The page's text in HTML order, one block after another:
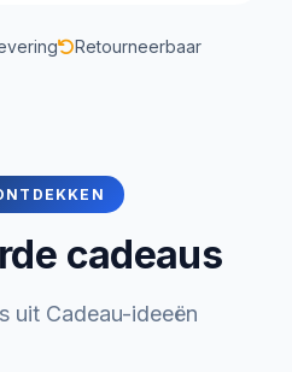
Retourneerbaar
cadeaus
uit Cadeau-ideeën